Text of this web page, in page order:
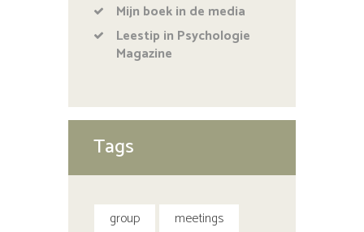
Mijn boek in de media
Leestip in Psychologie
Magazine
Tags
group
meetings